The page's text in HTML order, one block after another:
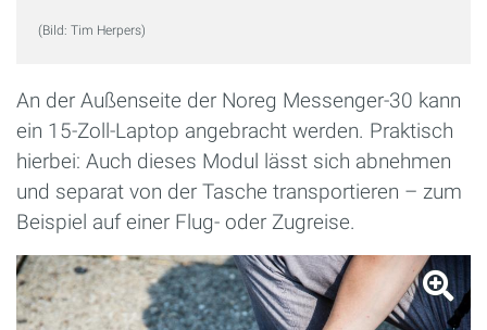
(Bild: Tim Herpers)
An der Außenseite der Noreg Messenger-30 kann
ein 15-Zoll-Laptop angebracht werden. Praktisch
hierbei: Auch dieses Modul lässt sich abnehmen
und separat von der Tasche transportieren – zum
Beispiel auf einer Flug- oder Zugreise.